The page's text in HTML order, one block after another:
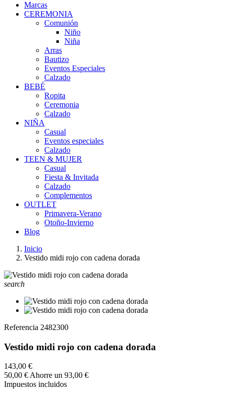
Marcas
CEREMONIA
Comunión
Niño
Niña
Arras
Bautizo
Eventos Especiales
Calzado
BEBÉ
Ropita
Ceremonia
Calzado
NIÑA
Casual
Eventos especiales
Calzado
TEEN & MUJER
Casual
Fiesta & Invitada
Calzado
Complementos
OUTLET
Primavera-Verano
Otoño-Invierno
Blog
Inicio
Vestido midi rojo con cadena dorada
search
Referencia 2482300
Vestido midi rojo con cadena dorada
143,00 €
50,00 €Ahorre un 93,00 €
Impuestos incluidos